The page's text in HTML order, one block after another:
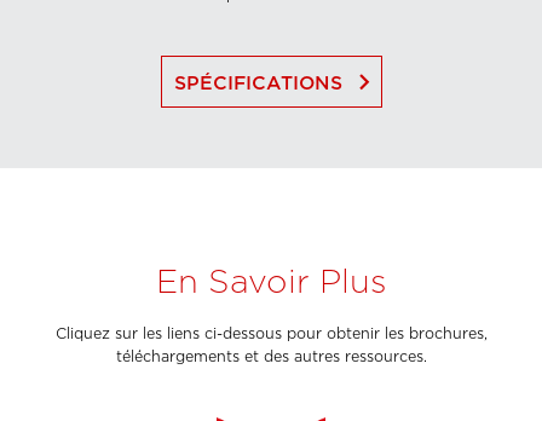
SPÉCIFICATIONS keyboard_arrow_right
En Savoir Plus
Cliquez sur les liens ci-dessous pour obtenir les brochures,
téléchargements et des autres ressources.